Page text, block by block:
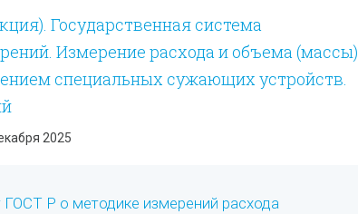
Государственная система
Измерение расхода и объема (массы)
специальных сужающих устройств.
2025
Р о методике измерений расхода